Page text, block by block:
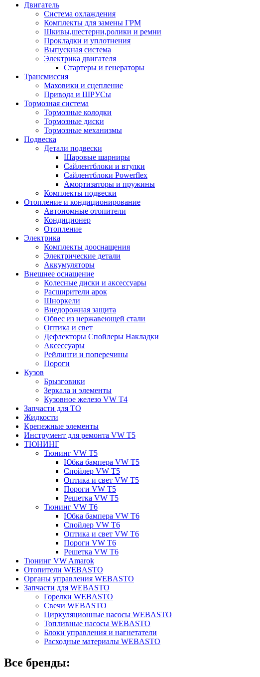
Двигатель
Система охлаждения
Комплекты для замены ГРМ
Шкивы,шестерни,ролики и ремни
Прокладки и уплотнения
Выпускная система
Электрика двигателя
Стартеры и генераторы
Трансмиссия
Маховики и сцепление
Привода и ШРУСы
Тормозная система
Тормозные колодки
Тормозные диски
Тормозные механизмы
Подвеска
Детали подвески
Шаровые шарниры
Сайлентблоки и втулки
Сайлентблоки Powerflex
Амортизаторы и пружины
Комплекты подвески
Отопление и кондиционирование
Автономные отопители
Кондиционер
Отопление
Электрика
Комплекты дооснащения
Электрические детали
Аккумуляторы
Внешнее оснащение
Колесные диски и аксессуары
Расширители арок
Шноркели
Внедорожная защита
Обвес из нержавеющей стали
Оптика и свет
Дефлекторы Спойлеры Накладки
Аксессуары
Рейлинги и поперечины
Пороги
Кузов
Брызговики
Зеркала и элементы
Кузовное железо VW T4
Запчасти для ТО
Жидкости
Крепежные элементы
Инструмент для ремонта VW T5
ТЮНИНГ
Тюнинг VW T5
Юбка бампера VW T5
Спойлер VW T5
Оптика и свет VW T5
Пороги VW T5
Решетка VW T5
Тюнинг VW T6
Юбка бампера VW T6
Спойлер VW T6
Оптика и свет VW T6
Пороги VW T6
Решетка VW T6
Тюнинг VW Amarok
Отопители WEBASTO
Органы управления WEBASTO
Запчасти для WEBASTO
Горелки WEBASTO
Свечи WEBASTO
Циркуляционные насосы WEBASTO
Топливные насосы WEBASTO
Блоки управления и нагнетатели
Расходные материалы WEBASTO
Все бренды: